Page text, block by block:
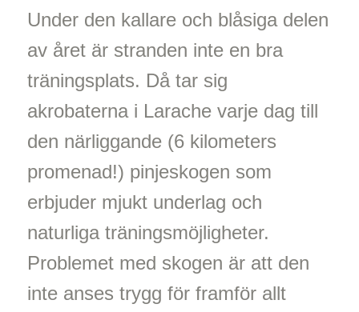
Under den kallare och blåsiga delen
av året är stranden inte en bra
träningsplats. Då tar sig
akrobaterna i Larache varje dag till
den närliggande (6 kilometers
promenad!) pinjeskogen som
erbjuder mjukt underlag och
naturliga träningsmöjligheter.
Problemet med skogen är att den
inte anses trygg för framför allt